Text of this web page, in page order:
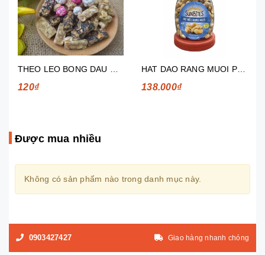
120₫
HAT DAO RANG MUOI PEPSICO 280G
138.000₫
Được mua nhiều
Không có sản phẩm nào trong danh mục này.
0903427427 Giao hàng nhanh chóng